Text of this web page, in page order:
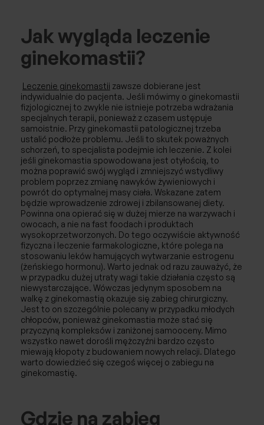
Jak wygląda leczenie
ginekomastii?
Leczenie ginekomastii zawsze dobierane jest
indywidualnie do pacjenta. Jeśli mówimy o ginekomastii
fizjologicznej to zwykle nie istnieje potrzeba wdrażania
specjalnych terapii, ponieważ z czasem ustępuje
samoistnie. Przy ginekomastii patologicznej trzeba
ustalić podłoże problemu. Jeśli to skutek poważnych
schorzeń, to specjalista podejmie ich leczenie. Z kolei
jeśli ginekomastia spowodowana jest otyłością, to
można poprawić swój wygląd i zmniejszyć wstydliwy
problem poprzez zmianę nawyków żywieniowych i
powrót do optymalnej masy ciała. Wskazane zatem
będzie wprowadzenie zdrowej i zbilansowanej diety.
Powinna ona opierać się w dużej mierze na warzywach i
owocach, a nie na fast foodach i produktach
wysokoprzetworzonych. Do tego oczywiście aktywność
fizyczna i leczenie farmakologiczne, które polega na
stosowaniu leków hamujących wytwarzanie estrogenu
(żeńskiego hormonu). Warto jednak od razu zauważyć, że
w przypadku dużej utraty wagi takie działania często są
niewystarczające. Wówczas jedynym sposobem na
walkę z ginekomastią okazuje się zabieg chirurgiczny.
Jest to on szczególnie polecany w przypadku młodych
chłopców, ponieważ ginekomastia może stać się
przyczyną kompleksów i zaniżonej samooceny. Mimo
wszystko nawet dorośli mężczyźni bardzo często
miewają kłopoty z budowaniem nowych relacji. Dlatego
warto dowiedzieć się czegoś więcej o zabiegu na
ginekomastię.
Gdzie na zabieg